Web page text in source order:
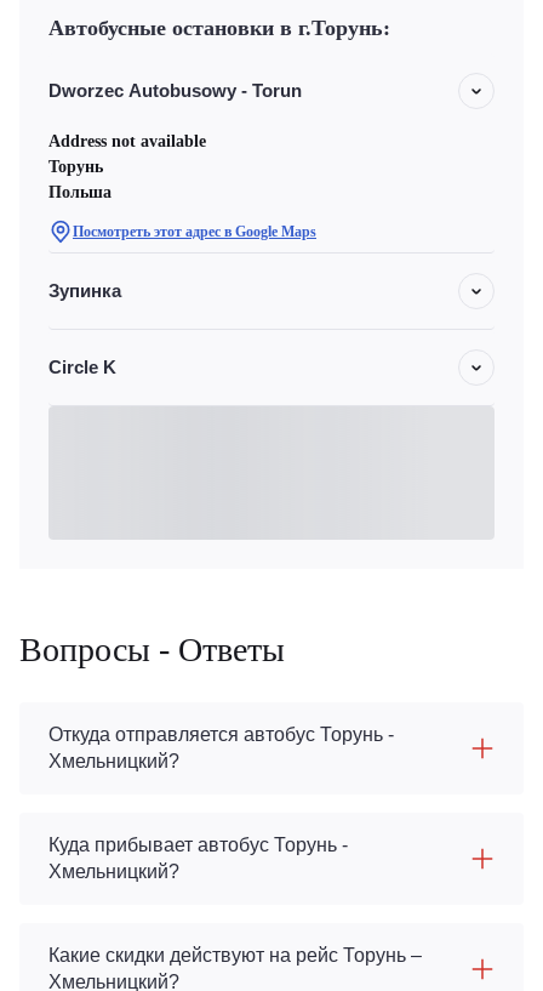
Автобусные остановки в г.Торунь:
Dworzec Autobusowy - Torun
Address not available
Торунь
Польша
Посмотреть этот адрес в Google Maps
Зупинка
Circle K
Вопросы - Ответы
Откуда отправляется автобус Торунь -
Хмельницкий?
Куда прибывает автобус Торунь -
Хмельницкий?
Какие скидки действуют на рейс Торунь –
Хмельницкий?